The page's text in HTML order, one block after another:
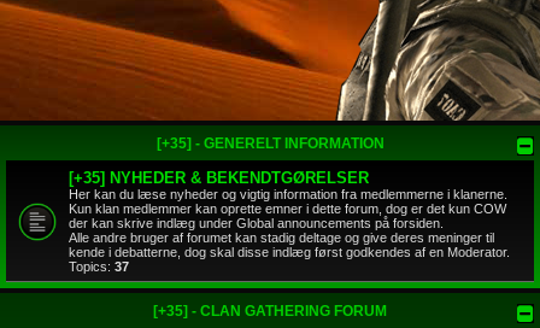
[+35] - GENERELT INFORMATION
[+35] NYHEDER & BEKENDTGØRELSER
Her kan du læse nyheder og vigtig information fra medlemmerne i klanerne.
Kun klan medlemmer kan oprette emner i dette forum, dog er det kun COW
der kan skrive indlæg under Global announcements på forsiden.
Alle andre bruger af forumet kan stadig deltage og give deres meninger til
kende i debatterne, dog skal disse indlæg først godkendes af en Moderator.
Topics: 37
[+35] - CLAN GATHERING FORUM